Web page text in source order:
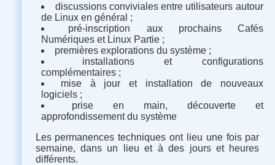
discussions conviviales entre utilisateurs autour
de Linux en général ;
pré-inscription aux prochains Cafés
Numériques et Linux Partie ;
premières explorations du système ;
installations et configurations
complémentaires ;
mise à jour et installation de nouveaux
logiciels ;
prise en main, découverte et
approfondissement du système
Les permanences techniques ont lieu une fois par
semaine, dans un lieu et à des jours et heures
différents.